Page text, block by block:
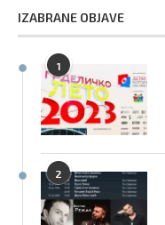
IZABRANE OBJAVE
1
2